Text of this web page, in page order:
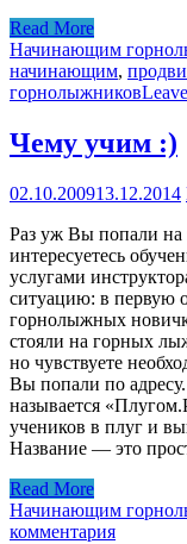
Read More
Начинающим
начинающим,
горнолыжников
Чему учим :)
02.10.200913.12.2014
Раз уж Вы попали на
интересуетесь
услугами
ситуацию: в первую
горнолыжных
стояли на горных
но чувствуете
Вы попали по
называется
учеников в плуг и
Название — это
Read More
Начинающим
комментария